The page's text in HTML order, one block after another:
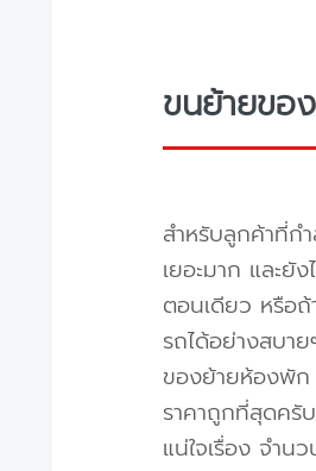
ขนย้ายขอ
สำหรับลูกค้าที่ก
เยอะมาก และยั
ตอนเดียว หรือถ้
รถได้อย่างสบา
ของย้ายห้องพัก
ราคาถูกที่สุดครั
แน่ใจเรื่อง จำน